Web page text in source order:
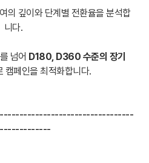
의 깊이와 단계별 전환율을 분석합
니다.
넘어 D180, D360 수준의 장기
캠페인을 최적화합니다.